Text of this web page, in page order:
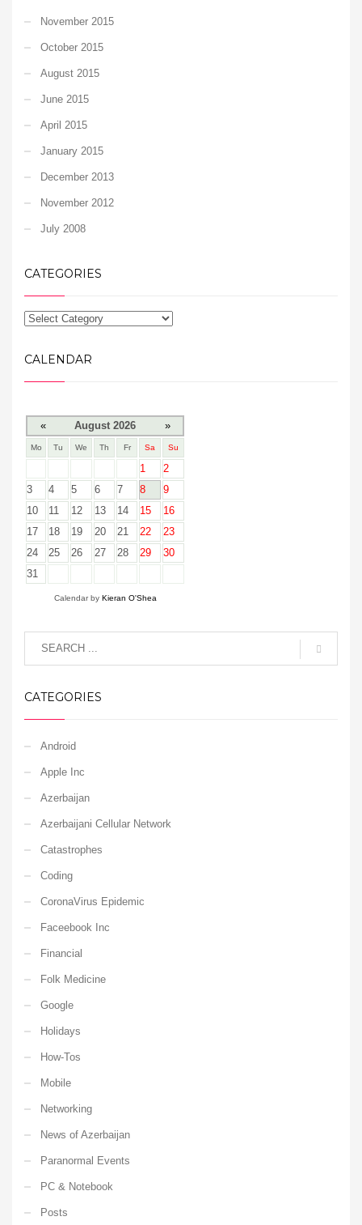
November 2015
October 2015
August 2015
June 2015
April 2015
January 2015
December 2013
November 2012
July 2008
CATEGORIES
CALENDAR
« August 2026 »
Mo Tu We Th Fr Sa Su
1
2
3
4 5 6 7 8
9
10
11 12 13 14 15
16
17
18 19 20 21 22
23
24
25 26 27 28 29
30
31
Calendar by Kieran O'Shea
CATEGORIES
Android
Apple Inc
Azerbaijan
Azerbaijani Cellular Network
Catastrophes
Coding
CoronaVirus Epidemic
Faceebook Inc
Financial
Folk Medicine
Google
Holidays
How-Tos
Mobile
Networking
News of Azerbaijan
Paranormal Events
PC & Notebook
Posts